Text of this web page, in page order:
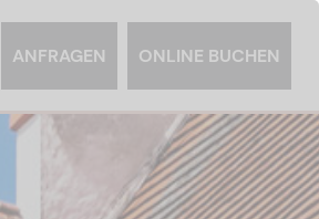
ANFRAGEN ONLINE BUCHEN